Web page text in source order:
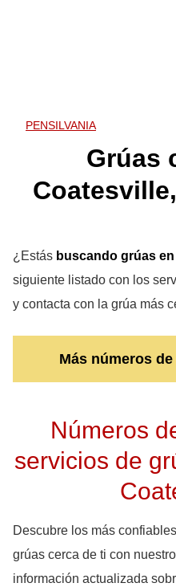
PENSILVANIA
Grúas
¿Estás buscando grúas
siguiente listado con los
y contacta con la grúa más
Más números
Números
servicios de
Descubre los más
grúas cerca de ti con
información actualizada